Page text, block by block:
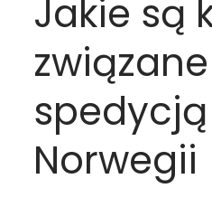
Jakie są
Norwegii